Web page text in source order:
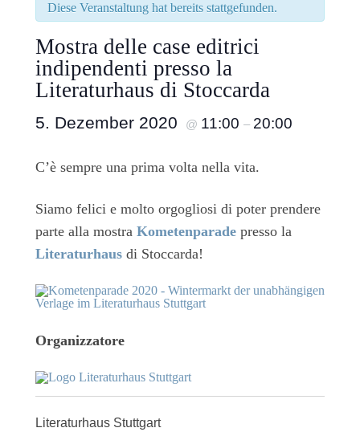
Diese Veranstaltung hat bereits stattgefunden.
Mostra delle case editrici
indipendenti presso la
Literaturhaus di Stoccarda
5. Dezember 2020 @ 11:00 – 20:00
C’è sempre una prima volta nella vita.
Siamo felici e molto orgogliosi di poter prendere
parte alla mostra Kometenparade presso la
Literaturhaus di Stoccarda!
Organizzatore
Literaturhaus Stuttgart